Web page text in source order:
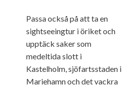
Passa också på att ta en
sightseeingtur i öriket och
upptäck saker som
medeltida slott i
Kastelholm, sjöfartsstaden i
Mariehamn och det vackra